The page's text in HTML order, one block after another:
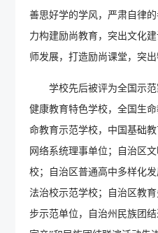
善思好学的学风，严肃自律
力构建励尚教育，突出文化
师发展，打造励尚课堂，突出
学校先后被评为全国示
健康教育特色学校，全国生
命教育示范学校，中国基础
网络系统理事单位；自治区
校；自治区普通高中多样化
法治校示范学校；自治区教
步示范单位，自治州民族团